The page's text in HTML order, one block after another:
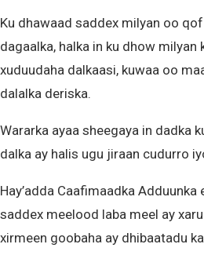
Ku dhawaad saddex milyan oo
dagaalka, halka in ku dhow milyan
xuduudaha dalkaasi, kuwaa oo
dalalka deriska.
Wararka ayaa sheegaya in dadka
dalka ay halis ugu jiraan cudurro
Hay’adda Caafimaadka Adduunka
saddex meelood laba meel ay
xirmeen goobaha ay dhibaatadu